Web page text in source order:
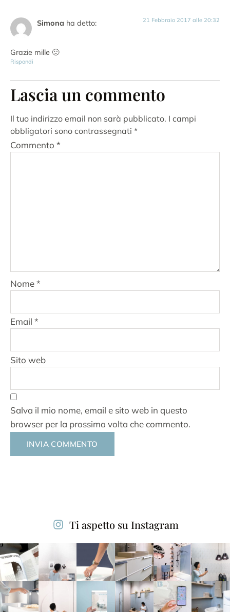
Simona ha detto: 21 Febbraio 2017 alle 20:32
Grazie mille 🙂
Rispondi
Lascia un commento
Il tuo indirizzo email non sarà pubblicato. I campi
obbligatori sono contrassegnati *
Commento *
Nome*
Email *
Sito web
Salva il mio nome, email e sito web in questo
browser per la prossima volta che commento.
Ti aspetto su Instagram